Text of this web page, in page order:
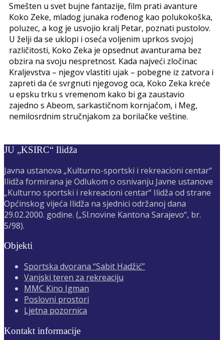
Smešten u svet bujne fantazije, film prati avanture
Koko Zeke, mladog junaka rođenog kao polukokoška,
poluzec, a kog je usvojio kralj Petar, poznati pustolov.
U želji da se uklopi i oseća voljenim uprkos svojoj
različitosti, Koko Zeka je opsednut avanturama bez
obzira na svoju nespretnost. Kada najveći zločinac
Kraljevstva – njegov vlastiti ujak – pobegne iz zatvora i
zapreti da će svrgnuti njegovog oca, Koko Zeka kreće
u epsku trku s vremenom kako bi ga zaustavio
zajedno s Abeom, sarkastičnom kornjačom, i Meg,
nemilosrdnim stručnjakom za borilačke veštine.
JU „KSIRC“ Ilidža
Javna ustanova „Kulturno-sportski i rekreacioni centar“
Ilidža formirana je Odlukom o osnivanju Javne ustanove
„Kulturno sportski i rekreacioni centar“ Ilidža od strane
Općinskog vijeća Ilidža na sjednici održanoj dana
29.02.2000. godine. („Sl.novine Kantona Sarajevo“, br.
5/98).
Objekti
Sportska dvorana “Sabit Hadžić”
Vanjski teren za rekreaciju
MMC Kino Igman
Poslovni prostori
Ljetna pozornica
Kontakt informacije